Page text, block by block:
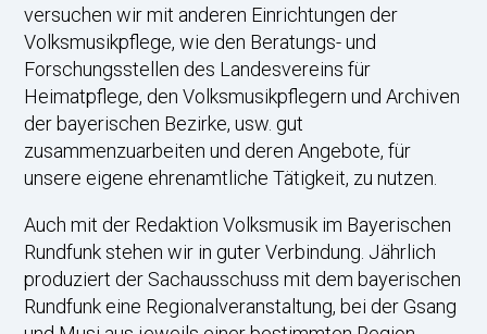
versuchen wir mit anderen Einrichtungen der
Volksmusikpflege, wie den Beratungs- und
Forschungsstellen des Landesvereins für
Heimatpflege, den Volksmusikpflegern und Archiven
der bayerischen Bezirke, usw. gut
zusammenzuarbeiten und deren Angebote, für
unsere eigene ehrenamtliche Tätigkeit, zu nutzen.
Auch mit der Redaktion Volksmusik im Bayerischen
Rundfunk stehen wir in guter Verbindung. Jährlich
produziert der Sachausschuss mit dem bayerischen
Rundfunk eine Regionalveranstaltung, bei der Gsang